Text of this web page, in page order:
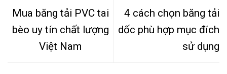
Mua băng tải PVC tai
bèo uy tín chất lượng
Việt Nam
4 cách chọn băng tải
dốc phù hợp mục đích
sử dụng